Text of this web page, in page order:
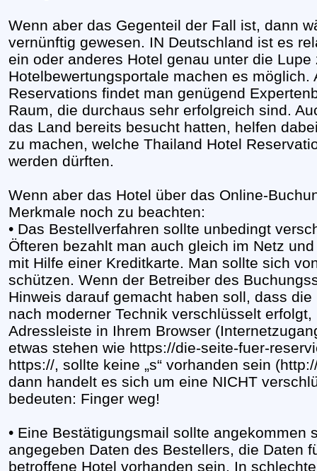
Wenn aber das Gegenteil der Fall ist, dann
vernünftig gewesen. IN Deutschland ist es
ein oder anderes Hotel genau unter die Lupe
Hotelbewertungsportale machen es möglich.
Reservations findet man genügend
Raum, die durchaus sehr erfolgreich sind.
das Land bereits besucht hatten, helfen
zu machen, welche Thailand Hotel
werden dürften.
Wenn aber das Hotel über das Online-
Merkmale noch zu beachten:
• Das Bestellverfahren sollte unbedingt
Öfteren bezahlt man auch gleich im Netz
mit Hilfe einer Kreditkarte. Man sollte sich
schützen. Wenn der Betreiber des
Hinweis darauf gemacht haben soll, dass
nach moderner Technik verschlüsselt
Adressleiste in Ihrem Browser
etwas stehen wie https://die-seite-fuer-
https://, sollte keine „s“ vorhanden sein
dann handelt es sich um eine NICHT
bedeuten: Finger weg!
• Eine Bestätigungsmail sollte angekommen
angegeben Daten des Bestellers, die Daten
betroffene Hotel vorhanden sein. In